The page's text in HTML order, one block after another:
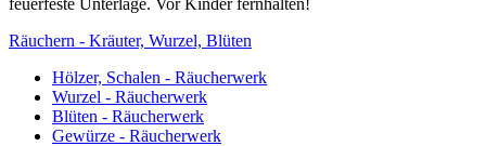
Räuchern - Kräuter, Wurzel, Blüten
Hölzer, Schalen - Räucherwerk
Wurzel - Räucherwerk
Blüten - Räucherwerk
Gewürze - Räucherwerk